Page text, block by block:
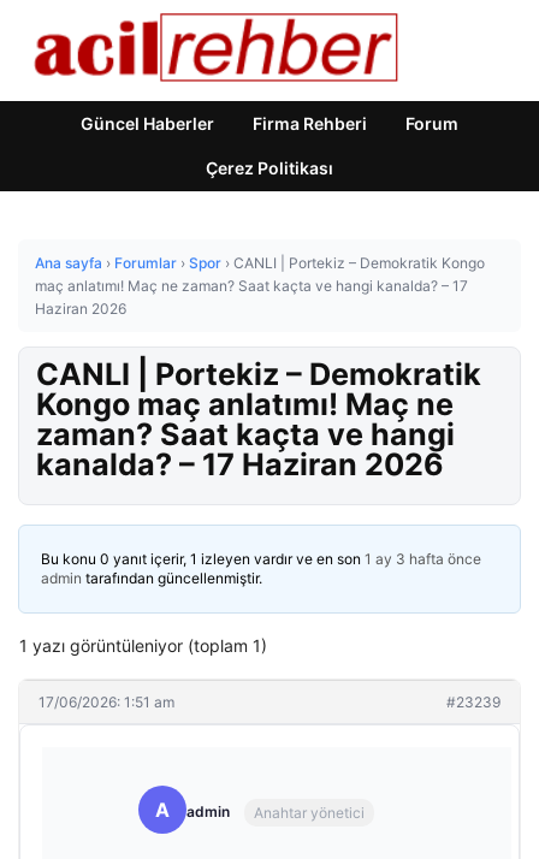
Güncel Haberler Firma Rehberi Forum
Çerez Politikası
Ana sayfa › Forumlar › Spor › CANLI | Portekiz – Demokratik Kongo
maç anlatımı! Maç ne zaman? Saat kaçta ve hangi kanalda? – 17
Haziran 2026
CANLI | Portekiz – Demokratik
Kongo maç anlatımı! Maç ne
zaman? Saat kaçta ve hangi
kanalda? – 17 Haziran 2026
Bu konu 0 yanıt içerir, 1 izleyen vardır ve en son 1 ay 3 hafta önce
admin tarafından güncellenmiştir.
1 yazı görüntüleniyor (toplam 1)
17/06/2026: 1:51 am #23239
A admin Anahtar yönetici